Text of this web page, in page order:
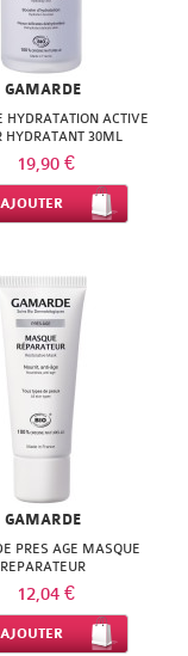
GAMARDE
HYDRATATION ACTIVE
HYDRATANT 30ML
19,90 €
à ma liste d’envie
AJOUTER
GAMARDE
PRES AGE MASQUE
REPARATEUR
12,04 €
à ma liste d’envie
AJOUTER